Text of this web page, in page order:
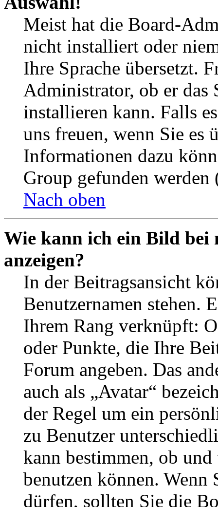
Meist hat die Board-
nicht installiert oder
Ihre Sprache übersetzt.
Administrator, ob er das
installieren kann. Falls
uns freuen, wenn Sie es
Informationen dazu
Group gefunden
Nach oben
Wie kann ich ein Bild bei
anzeigen?
In der Beitragsansicht
Benutzernamen stehen.
Ihrem Rang verknüpft:
oder Punkte, die Ihre
Forum angeben. Das
auch als „Avatar“
der Regel um ein
zu Benutzer
kann bestimmen, ob
benutzen können. Wenn
dürfen, sollten Sie die